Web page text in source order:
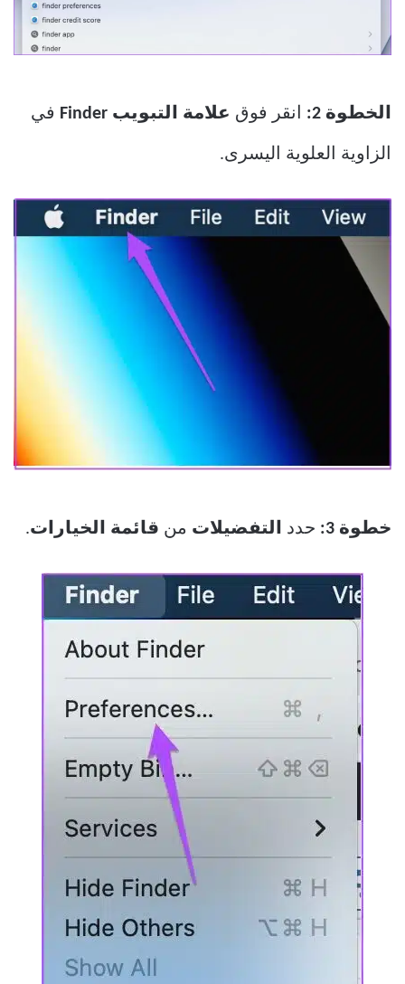
الخطوة 2: انقر فوق علامة التبويب Finder في
الزاوية العلوية اليسرى.
خطوة 3: حدد التفضيلات من قائمة الخيارات.